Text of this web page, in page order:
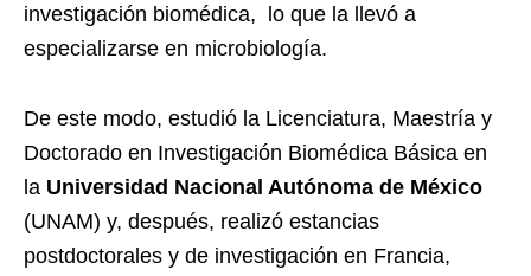
investigación biomédica, lo que la llevó a
especializarse en microbiología.
De este modo, estudió la Licenciatura, Maestría y
Doctorado en Investigación Biomédica Básica en
la Universidad Nacional Autónoma de México
(UNAM) y, después, realizó estancias
postdoctorales y de investigación en Francia,